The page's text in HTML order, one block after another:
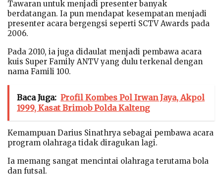
Tawaran untuk menjadi presenter banyak
berdatangan. Ia pun mendapat kesempatan menjadi
presenter acara bergengsi seperti SCTV Awards pada
2006.
Pada 2010, ia juga didaulat menjadi pembawa acara
kuis Super Family ANTV yang dulu terkenal dengan
nama Famili 100.
Baca Juga: Profil Kombes Pol Irwan Jaya, Akpol
1999, Kasat Brimob Polda Kalteng
Kemampuan Darius Sinathrya sebagai pembawa acara
program olahraga tidak diragukan lagi.
Ia memang sangat mencintai olahraga terutama bola
dan futsal.